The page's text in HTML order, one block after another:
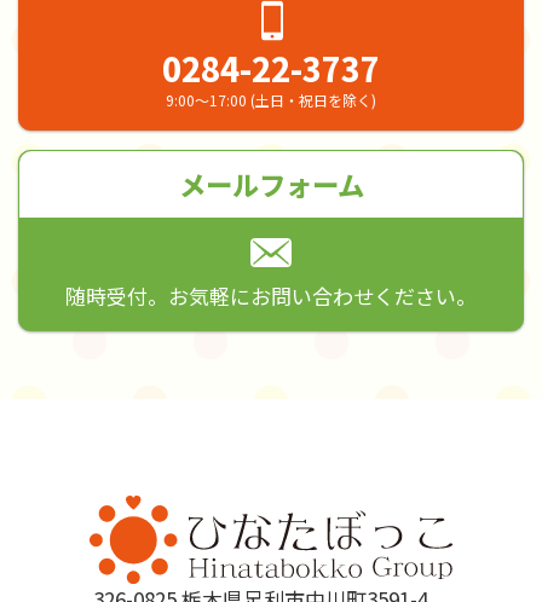
0284-22-3737
9:00～17:00 (土日・祝日を除く)
メールフォーム
随時受付。お気軽にお問い合わせください。